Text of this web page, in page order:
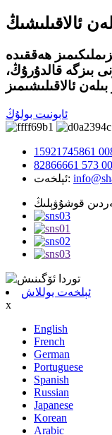
ئالاقىلىشىڭ
ھەققىدە
بىزگە قالدۇرۇڭ،
ئابونىت بولۇڭ
0086
0086
ئېلخەت:
ئېلخەت يوللاش
x
English
French
German
Portuguese
Spanish
Russian
Japanese
Korean
Arabic